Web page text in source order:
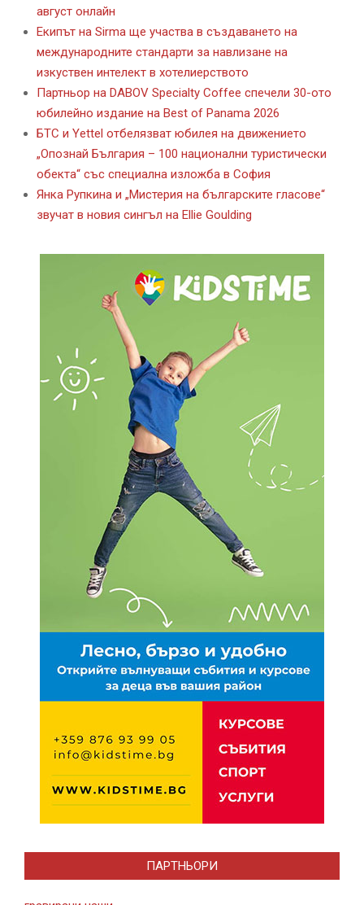
август онлайн
Екипът на Sirma ще участва в създаването на
международните стандарти за навлизане на
изкуствен интелект в хотелиерството
Партньор на DABOV Specialty Coffee спечели 30-ото
юбилейно издание на Best of Panama 2026
БТС и Yettel отбелязват юбилея на движението
„Опознай България – 100 национални туристически
обекта“ със специална изложба в София
Янка Рупкина и „Мистерия на българските гласове“
звучат в новия сингъл на Ellie Goulding
ПАРТНЬОРИ